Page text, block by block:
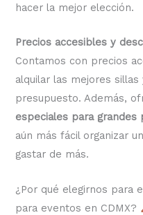
hacer la mejor elección.
Precios accesibles y
Contamos con precios
alquilar las mejores
presupuesto. Además,
especiales para grandes
aún más fácil organizar
gastar de más.
¿Por qué elegirnos para
para eventos en CDMX?